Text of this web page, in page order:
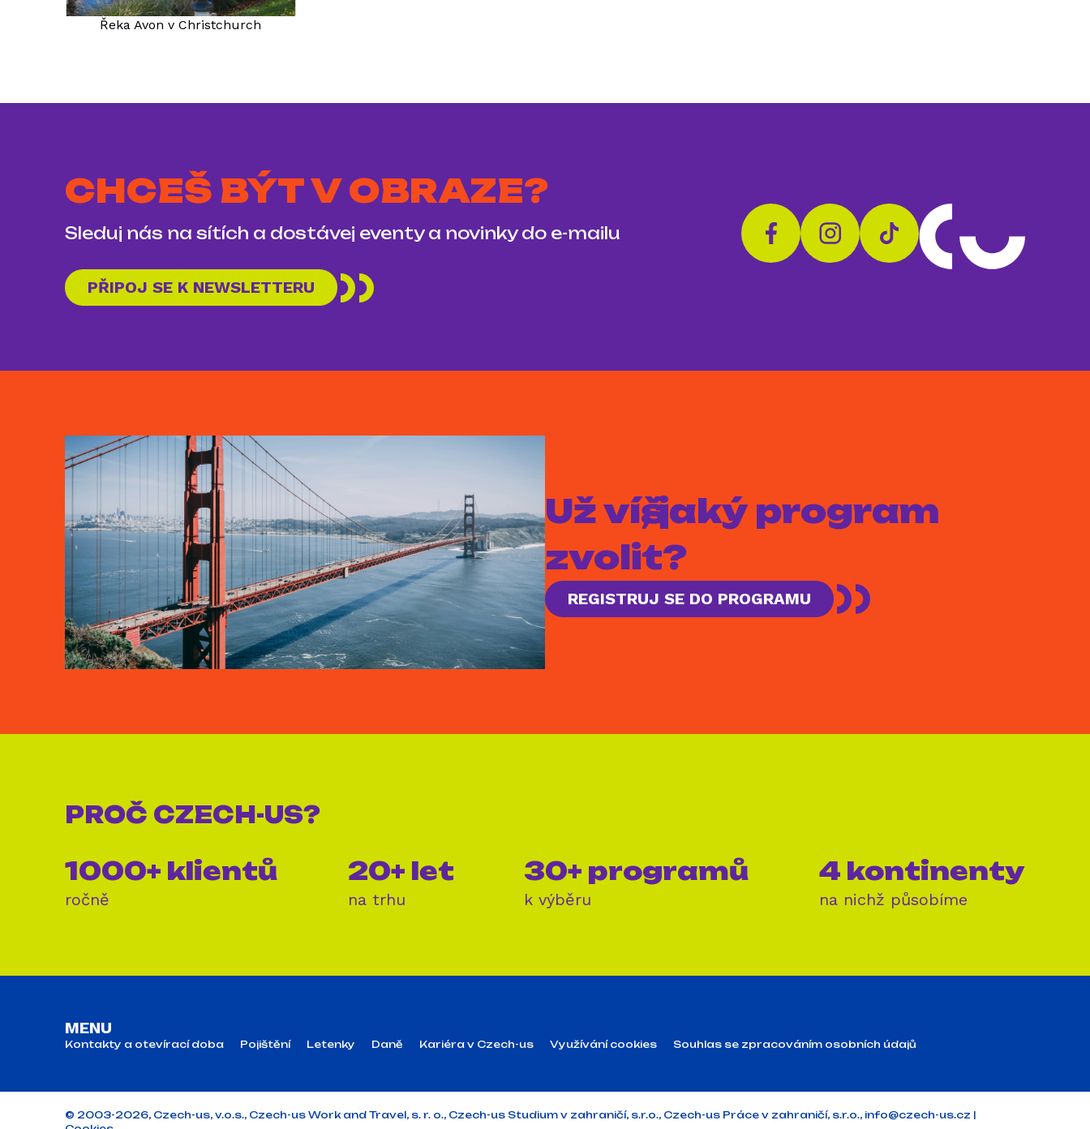
Řeka Avon v Christchurch
CHCEŠ BÝT V OBRAZE?
Sleduj nás na sítích a dostávej eventy a novinky do e-mailu
PŘIPOJ SE K NEWSLETTERU
Už víš, jaký program
zvolit?
REGISTRUJ SE DO PROGRAMU
PROČ CZECH-US?
1000+ klientů
ročně
20+ let
na trhu
30+ programů
k výběru
4 kontinenty
na nichž působíme
MENU
Kontakty a otevírací doba Pojištění Letenky Daně Kariéra v Czech-us Využívání cookies Souhlas se zpracováním osobních údajů
© 2003-2026, Czech-us, v.o.s., Czech-us Work and Travel, s. r. o., Czech-us Studium v zahraničí, s.r.o., Czech-us Práce v zahraničí, s.r.o., info@czech-us.cz |